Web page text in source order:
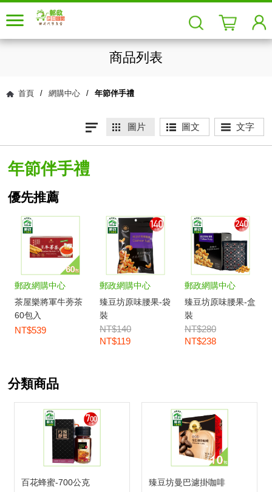
商品列表
首頁 / 網購中心 / 年節伴手禮
圖片 圖文 文字
年節伴手禮
優先推薦
郵政網購中心
茶屋樂將軍牛蒡茶
60包入
NT$539
郵政網購中心
臻豆坊原味腰果-袋
裝
NT$140
NT$119
郵政網購中心
臻豆坊原味腰果-盒
裝
NT$280
NT$238
分類商品
百花蜂蜜-700公克 臻豆坊曼巴濾掛咖啡